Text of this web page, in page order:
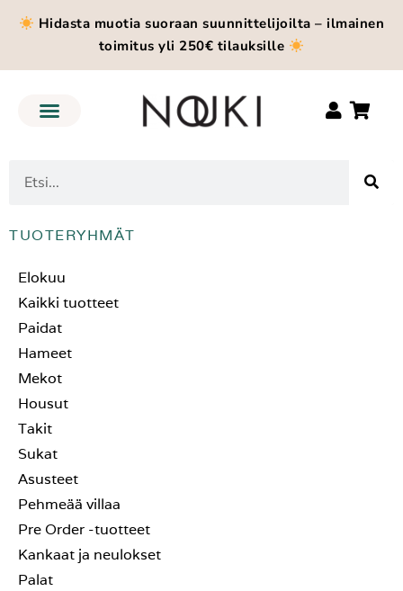
Hidasta muotia suoraan suunnittelijoilta – ilmainen
toimitus yli 250€ tilauksille
TUOTERYHMÄT
Elokuu
Kaikki tuotteet
Paidat
Hameet
Mekot
Housut
Takit
Sukat
Asusteet
Pehmeää villaa
Pre Order -tuotteet
Kankaat ja neulokset
Palat